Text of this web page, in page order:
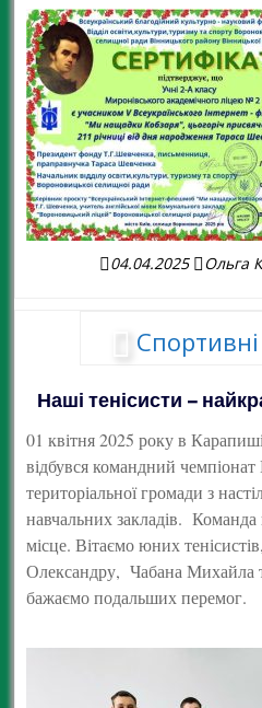
04.04.2025 Ольга
Наші тенісисти –
01 квітня 2025 року в
відбувся командний чемпіонат
територіальної громади з
навчальних закладів. Команда
місце. Вітаємо юних
Олександру, Чабана Михайла
бажаємо подальших перемог.